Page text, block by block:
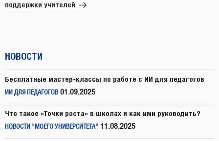
поддержки учителей
НОВОСТИ
Бесплатные мастер-классы по работе с ИИ для педагогов
ИИ ДЛЯ ПЕДАГОГОВ 01.09.2025
Что такое «Точки роста» в школах и как ими руководить?
НОВОСТИ "МОЕГО УНИВЕРСИТЕТА" 11.08.2025